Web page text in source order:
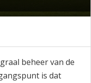
beheer van de
is dat